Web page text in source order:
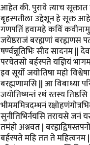
आहेत की. पुरावे त्याच
बृहस्पतीला उद्देशून हे सूक्त
गणपतिं हवामहे कविं
जयेष्ठराजं बरह्मणां बरह्मणस
षर्ण्वन्नूतिभिः सीद सादनम ||
परचेतसो बर्हस्पते यज्ञियं
इव सूर्यो जयोतिषा महो
बरह्मणामसि || आ विबाध्या
जयोतिष्मन्तं रथं रतस्य तिष्ठसि
भीमममित्रदम्भनं
सुनीतिभिर्नयसि तरायसे जनं
तमंहो अश्नवत |
बर्हस्पते महि तत ते महित्वनम